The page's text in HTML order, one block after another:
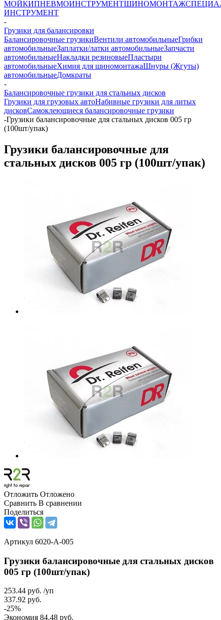
МОЙКИПНЕВМОИНСТРУМЕНТШИНОМОНТАЖ
ИНСТРУМЕНТ
-
Грузики для балансировки
Балансировочные грузикиВентили автомобильныеГрибки
автомобильныеЗаплатки/латки автомобильныеЗапчасти
автомобильныеНакладки резиновыеПластыри
автомобильныеХимия для шиномонтажаШнуры (Жгуты)
автомобильныеДомкраты
-
Балансировочные грузики для стальных дисков
Грузики для грузовых автоНабивные грузики для литых
дисковСамоклеющиеся балансировочные грузики
-Грузики балансировочные для стальных дисков 005 гр
(100шт/упак)
Грузики балансировочные для
стальных дисков 005 гр (100шт/упак)
Отложить Отложено
Сравнить В сравнении
Поделиться
Артикул 6020-А-005
Грузики балансировочные для стальных дисков
005 гр (100шт/упак)
253.44 руб. /уп
337.92 руб.
-25%
Экономия 84.48 руб.